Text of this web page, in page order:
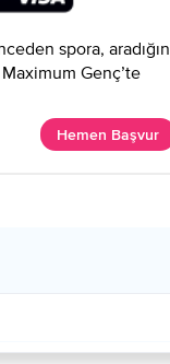
spora, aradığın
Genç’te
Hemen Başvur